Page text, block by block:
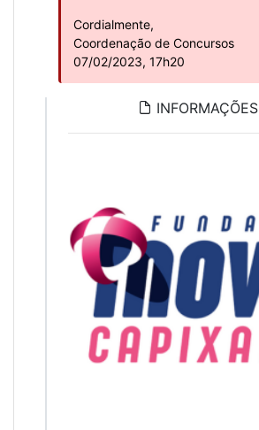
Cordialmente,
Coordenação de Concursos
07/02/2023, 17h20
INFORMAÇÕES